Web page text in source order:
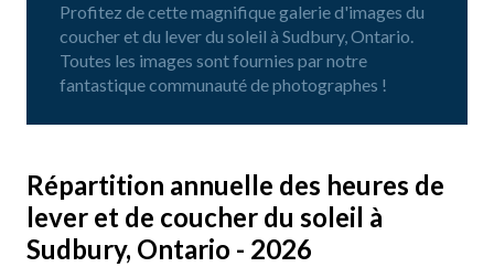
Profitez de cette magnifique galerie d'images du
coucher et du lever du soleil à Sudbury, Ontario.
Toutes les images sont fournies par notre
fantastique communauté de photographes !
Répartition annuelle des heures de
lever et de coucher du soleil à
Sudbury, Ontario - 2026